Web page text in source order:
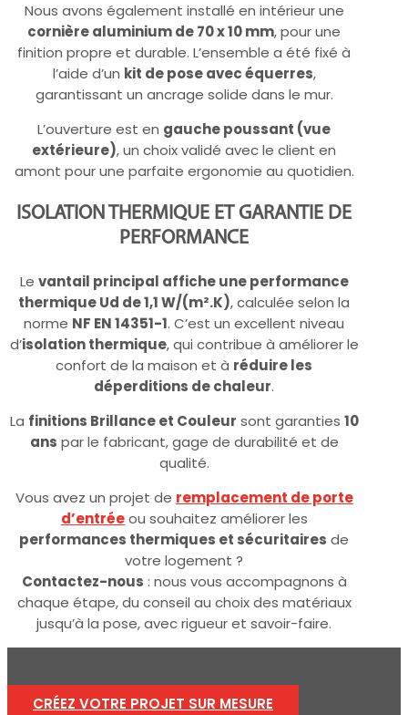
Nous avons également installé en intérieur une
cornière aluminium de 70 x 10 mm, pour une
finition propre et durable. L’ensemble a été fixé à
l’aide d’un kit de pose avec équerres,
garantissant un ancrage solide dans le mur.
L’ouverture est en gauche poussant (vue
extérieure), un choix validé avec le client en
amont pour une parfaite ergonomie au quotidien.
ISOLATION THERMIQUE ET GARANTIE DE
PERFORMANCE
Le vantail principal affiche une performance
thermique Ud de 1,1 W/(m².K), calculée selon la
norme NF EN 14351-1. C’est un excellent niveau
d’isolation thermique, qui contribue à améliorer le
confort de la maison et à réduire les
déperditions de chaleur.
La finitions Brillance et Couleur sont garanties 10
ans par le fabricant, gage de durabilité et de
qualité.
Vous avez un projet de remplacement de porte
d’entréeou souhaitez améliorer les
performances thermiques et sécuritaires de
votre logement ?
Contactez-nous : nous vous accompagnons à
chaque étape, du conseil au choix des matériaux
jusqu’à la pose, avec rigueur et savoir-faire.
CRÉEZ VOTRE PROJET SUR MESURE